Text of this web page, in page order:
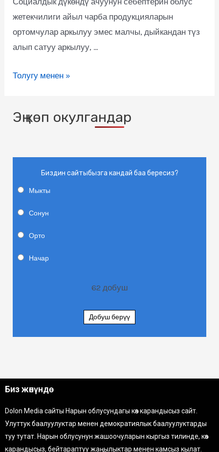
жетекчилиги айыл чарба продукцияларын
ортомчулар аркылуу эмес малчы, дыйкандан түз
алып сатуу аркылуу, …
Толугу менен »
Эң көп окулгандар
Биздин сайтыбызга кандай баа бересиз?
Мыкты
Сонун
Орто
Начар
62 добуш
Добуш берүү
Биз жөнүндө
Dolon Media сайты Нарын облусундагы көз карандысыз сайт.
Улуттук баалуулуктар менен демократиялык баалуулуктарды
туу тутат. Нарын облусунун жашоочуларын кыргыз тилинде, көз
карандысыз, бейтараптуу жаңылыктар менен камсыз кылат.